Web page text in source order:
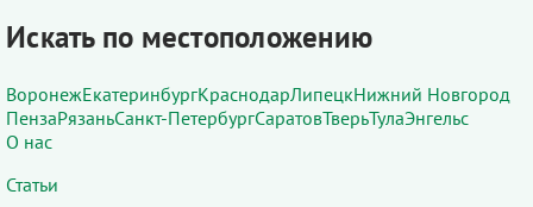
Искать по местоположению
ВоронежЕкатеринбургКраснодарЛипецкНижний Новгород
ПензаРязаньСанкт-ПетербургСаратовТверьТулаЭнгельс
О нас
Статьи